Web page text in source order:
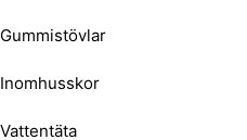
Gummistövlar
Inomhusskor
Vattentäta